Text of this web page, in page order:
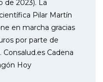
de 2023). La
Pilar Martín
en marcha gracias
por parte de
Cadena
Hoy